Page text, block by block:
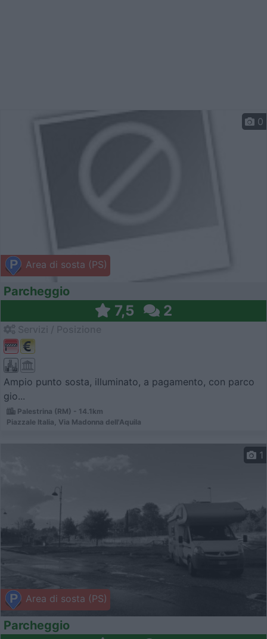
Area di sosta (PS)
0
Parcheggio
7,5 2
Ampio punto sosta, illuminato, a pagamento, con parco
gio...
Palestrina (RM) - 14.1km
Piazzale Italia, Via Madonna dell'Aquila
Area di sosta (PS)
1
Parcheggio